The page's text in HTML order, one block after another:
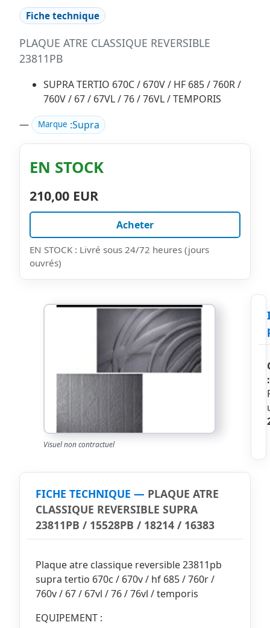
Fiche technique
PLAQUE ATRE CLASSIQUE REVERSIBLE
23811PB
SUPRA TERTIO 670C / 670V / HF 685 / 760R /
760V / 67 / 67VL / 76 / 76VL / TEMPORIS
—
Marque :Supra
EN STOCK
210,00 EUR
Acheter
EN STOCK : Livré sous 24/72 heures (jours
ouvrés)
Visuel non contractuel
:
FICHE TECHNIQUE — PLAQUE ATRE
CLASSIQUE REVERSIBLE SUPRA
23811PB / 15528PB / 18214 / 16383
Plaque atre classique reversible 23811pb
supra tertio 670c / 670v / hf 685 / 760r /
760v / 67 / 67vl / 76 / 76vl / temporis
EQUIPEMENT :